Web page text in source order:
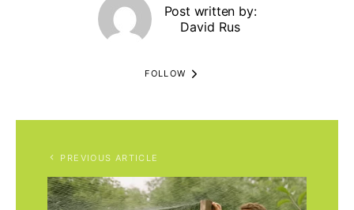
Post written by:
David Rus
FOLLOW
PREVIOUS ARTICLE